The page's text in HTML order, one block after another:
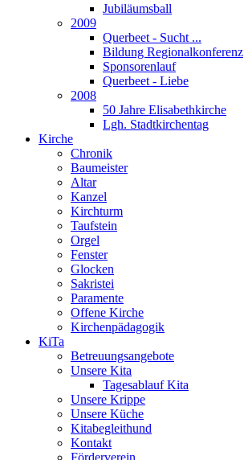
Jubiläumsball
2009
Querbeet - Sucht ...
Bildung Regionalkonferenz
Sponsorenlauf
Querbeet - Liebe
2008
50 Jahre Elisabethkirche
Lgh. Stadtkirchentag
Kirche
Chronik
Baumeister
Altar
Kanzel
Kirchturm
Taufstein
Orgel
Fenster
Glocken
Sakristei
Paramente
Offene Kirche
Kirchenpädagogik
KiTa
Betreuungsangebote
Unsere Kita
Tagesablauf Kita
Unsere Krippe
Unsere Küche
Kitabegleithund
Kontakt
Förderverein